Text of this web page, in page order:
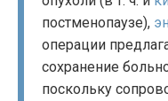
постменопаузе),
операции
сохранение
поскольку